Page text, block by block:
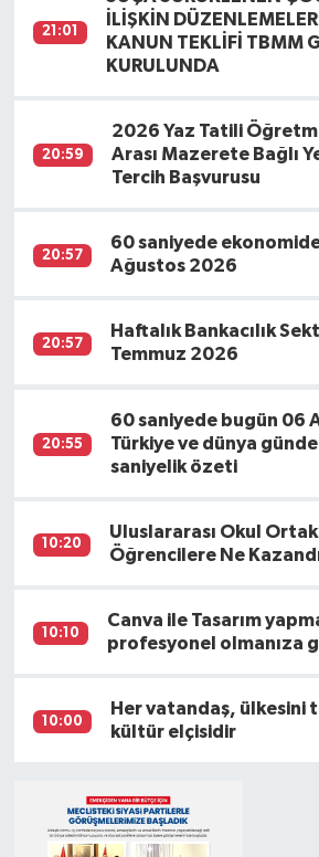
21:01
İLİŞKİN
KANUN TEKLİFİ TBMM
KURULUNDA
20:59
2026 Yaz Tatili
Arası Mazerete Bağlı
Tercih Başvurusu
20:57
60 saniyede
Ağustos 2026
20:57
Haftalık Bankacılık
Temmuz 2026
20:55
60 saniyede bugün 06
Türkiye ve dünya
saniyelik özeti
10:20
Uluslararası Okul
Öğrencilere Ne
10:10
Canva ile Tasarım
profesyonel olmanıza
10:00
Her vatandaş, ülkesini
kültür elçisidir